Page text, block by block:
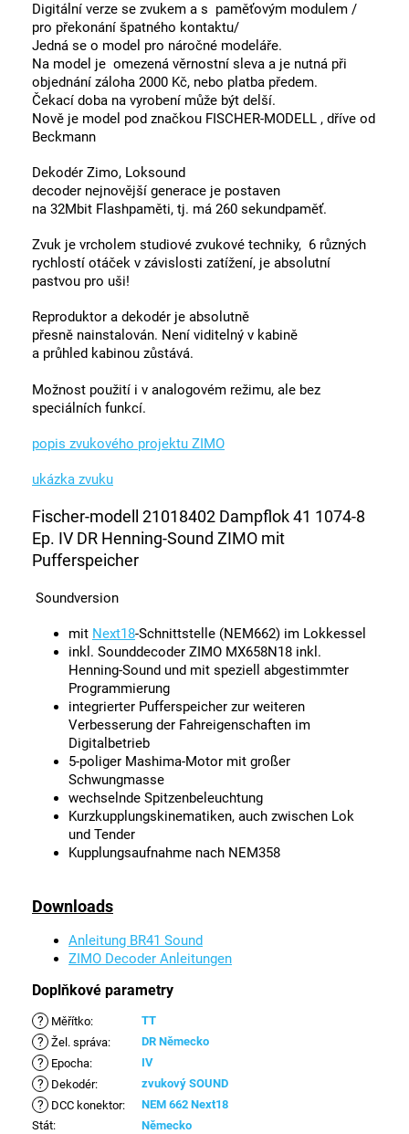
Digitální verze se zvukem a s paměťovým modulem /
pro překonání špatného kontaktu/
Jedná se o model pro náročné modeláře.
Na model je omezená věrnostní sleva a je nutná při
objednání záloha 2000 Kč, nebo platba předem.
Čekací doba na vyrobení může být delší.
Nově je model pod značkou FISCHER-MODELL , dříve od
Beckmann
Dekodér Zimo, Loksound
decoder nejnovější generace je postaven
na 32Mbit Flashpaměti, tj. má 260 sekundpaměť.
Zvuk je vrcholem studiové zvukové techniky, 6 různých
rychlostí otáček v závislosti zatížení, je absolutní
pastvou pro uši!
Reproduktor a dekodér je absolutně
přesně nainstalován. Není viditelný v kabině
a průhled kabinou zůstává.
Možnost použití i v analogovém režimu, ale bez
speciálních funkcí.
popis zvukového projektu ZIMO
ukázka zvuku
Fischer-modell 21018402 Dampflok 41 1074-8
Ep. IV DR Henning-Sound ZIMO mit
Pufferspeicher
Soundversion
mit Next18-Schnittstelle (NEM662) im Lokkessel
inkl. Sounddecoder ZIMO MX658N18 inkl.
Henning-Sound und mit speziell abgestimmter
Programmierung
integrierter Pufferspeicher zur weiteren
Verbesserung der Fahreigenschaften im
Digitalbetrieb
5-poliger Mashima-Motor mit großer
Schwungmasse
wechselnde Spitzenbeleuchtung
Kurzkupplungskinematiken, auch zwischen Lok
und Tender
Kupplungsaufnahme nach NEM358
Downloads
Anleitung BR41 Sound
ZIMO Decoder Anleitungen
Doplňkové parametry
? Měřítko: TT
? Žel. správa: DR Německo
? Epocha: IV
? Dekodér: zvukový SOUND
? DCC konektor:
NEM 662 Next18
Stát: Německo